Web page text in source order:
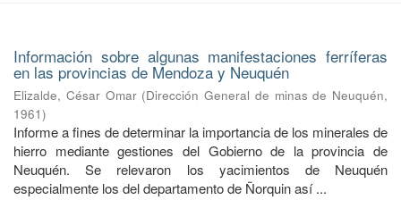
Información sobre algunas manifestaciones ferríferas
en las provincias de Mendoza y Neuquén
Elizalde, César Omar (Dirección General de minas de Neuquén,
1961)
Informe a fines de determinar la importancia de los minerales de
hierro mediante gestiones del Gobierno de la provincia de
Neuquén. Se relevaron los yacimientos de Neuquén
especialmente los del departamento de Ñorquin así ...